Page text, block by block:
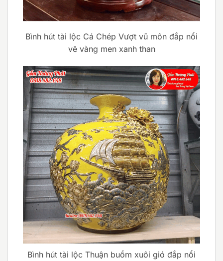
Bình hút tài lộc Cá Chép Vượt vũ môn đắp nổi
vẽ vàng men xanh than
Bình hút tài lộc Thuận buồm xuôi gió đắp nổi